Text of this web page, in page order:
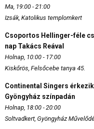
Ma, 19:00 - 21:00
Izsák, Katolikus templomkert
Csoportos Hellinger-féle
nap Takács Reával
Holnap, 10:00 - 17:00
Kiskőrös, Felsőcebe tanya 45.
Continental Singers
Gyöngyház színpadán
Holnap, 18:00 - 20:00
Soltvadkert, Gyöngyház